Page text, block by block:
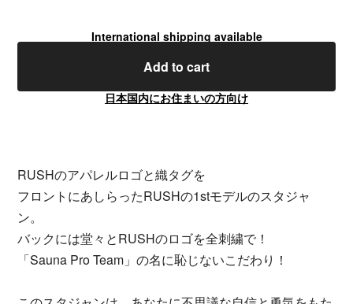
International shipping available
Add to cart
日本国内にお住まいの方向け
RUSHのアパレルロゴと織タグを
フロントにあしらったRUSHの1stモデルのスタジャ
ン。
バックには堂々とRUSHのロゴを全刺繍で！
「Sauna Pro Team」の名に恥じないこだわり！